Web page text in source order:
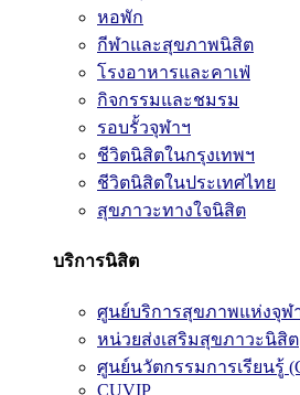
หอพัก
กีฬาและสุขภาพนิสิต
โรงอาหารและคาเฟ่
กิจกรรมและชมรม
รอบรั้วจุฬาฯ
ชีวิตนิสิตในกรุงเทพฯ
ชีวิตนิสิตในประเทศไทย
สุขภาวะทางใจนิสิต
บริการนิสิต
ศูนย์บริการสุขภาพแห่งจุฬ
หน่วยส่งเสริมสุขภาวะนิสิต
ศูนย์นวัตกรรมการเรียนรู้
CUVIP